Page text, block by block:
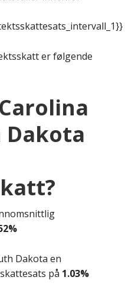
er følgende
Dakota
Dakota en
på 1.03%